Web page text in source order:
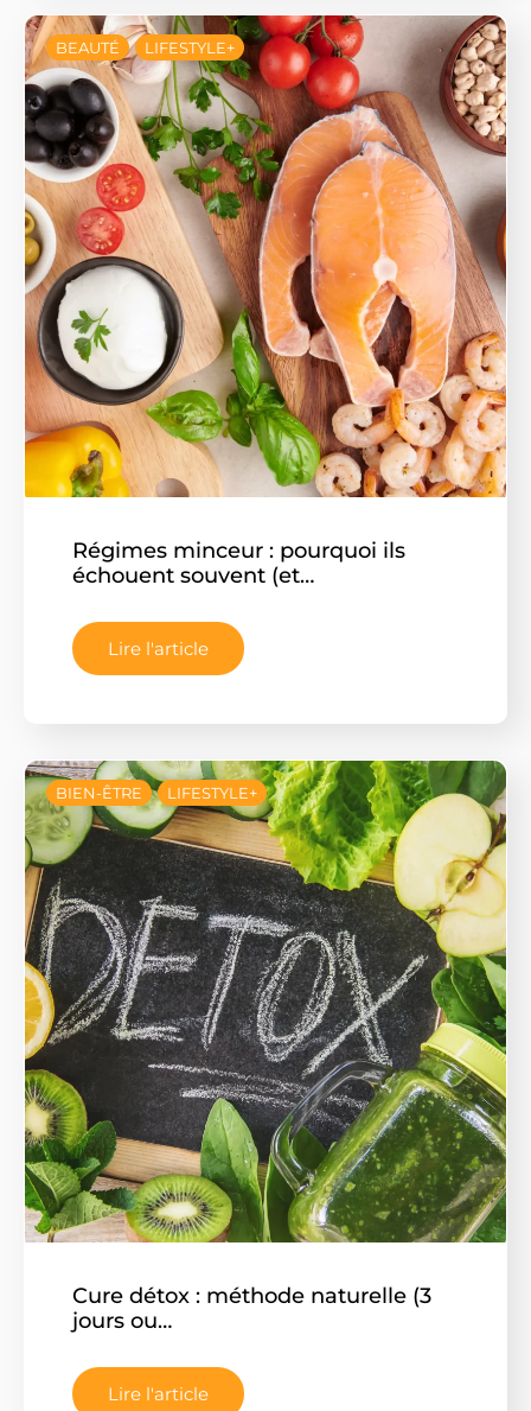
BEAUTÉ LIFESTYLE+
Régimes minceur : pourquoi ils
échouent souvent (et…
Lire l'article
BIEN-ÊTRE LIFESTYLE+
Cure détox : méthode naturelle (3
jours ou…
Lire l'article